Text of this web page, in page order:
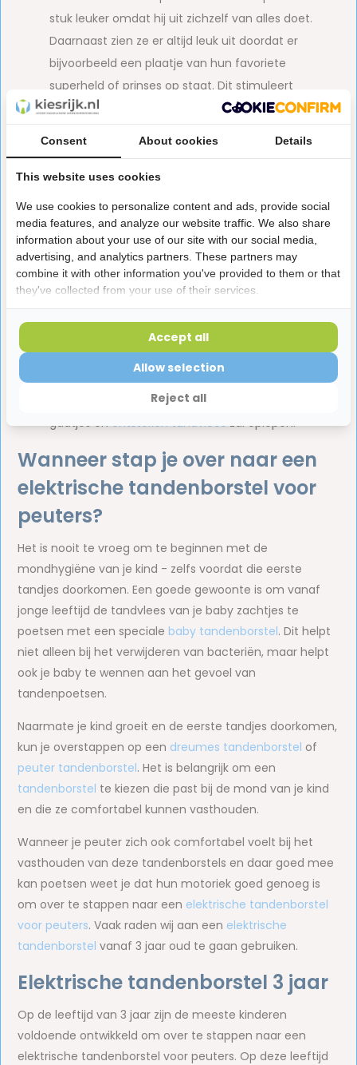
stuk leuker omdat hij uit zichzelf van alles doet.
Daarnaast zien ze er altijd leuk uit doordat er
bijvoorbeeld een plaatje van hun favoriete
superheld of prinses op staat. Dit stimuleert
kinderen meer dan een normale
minder te doen om beter hun tanden schoon te
maken, win-win dus!
Beter schoonmaken:
Hier draait het natuurlijk
allemaal om. De reden dat we tandenpoetsen is
niet omdat we dat zo leuk of makkelijk vinden,
maar omdat we schone tanden willen. Elektrische
tandenborstels voor peuters verwijderen meer
bereikbare plekken waardoor je kind minder snel
gaatjes enontstoken tandvleeszal oplopen.
Wanneer stap je over naar een
elektrische tandenborstel voor
peuters?
Het is nooit te vroeg om te beginnen met de
mondhygiëne van je kind - zelfs voordat die eerste
tandjes doorkomen. Een goede gewoonte is om vanaf
jonge leeftijd de tandvlees van je baby zachtjes te
poetsen met een speciale baby tandenborstel. Dit helpt
niet alleen bij het verwijderen van bacteriën, maar helpt
ook je baby te wennen aan het gevoel van
tandenpoetsen.
Naarmate je kind groeit en de eerste tandjes doorkomen,
kun je overstappen op een dreumes tandenborstel of
peuter tandenborstel. Het is belangrijk om een
tandenborstel te kiezen die past bij de mond van je kind
en die ze comfortabel kunnen vasthouden.
Wanneer je peuter zich ook comfortabel voelt bij het
vasthouden van deze tandenborstels en daar goed mee
kan poetsen weet je dat hun motoriek goed genoeg is
om over te stappen naar een elektrische tandenborstel
voor peuters. Vaak raden wij aan een elektrische
tandenborstel vanaf 3 jaar oud te gaan gebruiken.
Elektrische tandenborstel 3 jaar
Op de leeftijd van 3 jaar zijn de meeste kinderen
voldoende ontwikkeld om over te stappen naar een
elektrische tandenborstel voor peuters. Op deze leeftijd
Consent About cookies Details
This website uses cookies
We use cookies to personalize content and ads, provide social
media features, and analyze our website traffic. We also share
information about your use of our site with our social media,
advertising, and analytics partners. These partners may
combine it with other information you've provided to them or that
they've collected from your use of their services.
Reject all
Allow selection
Accept all